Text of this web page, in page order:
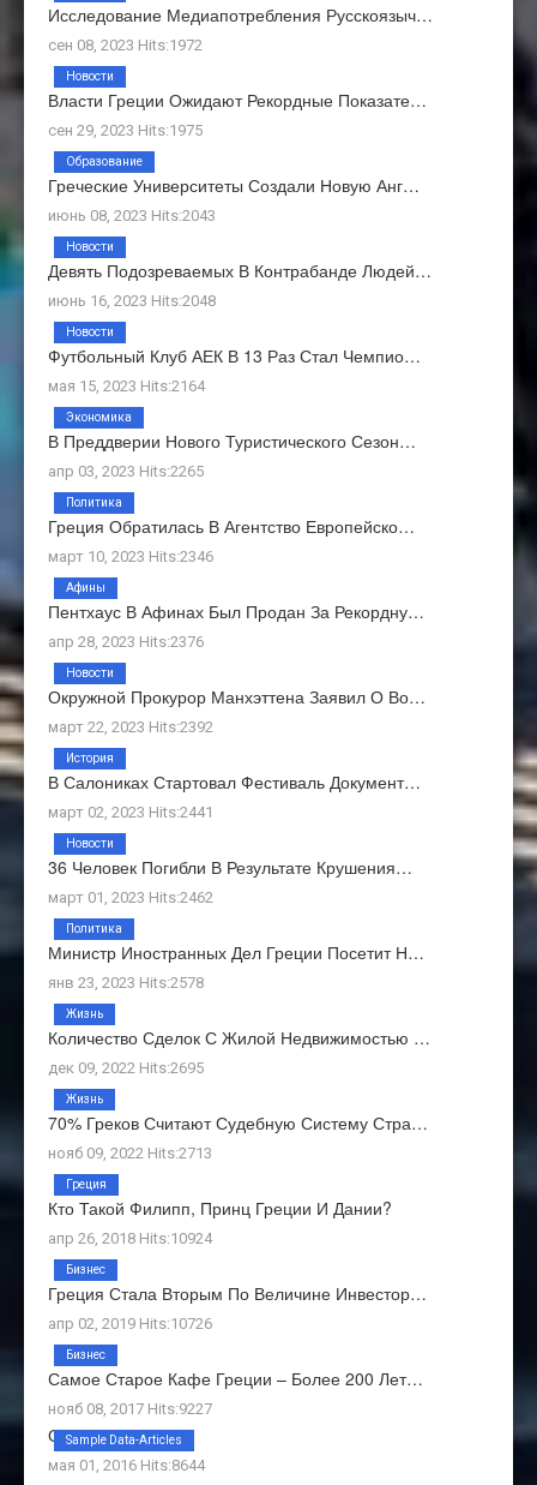
Исследование Медиапотребления Русскоязыч…
сен 08, 2023 Hits:1972
Власти Греции Ожидают Рекордные Показате…
сен 29, 2023 Hits:1975
Новости
Греческие Университеты Создали Новую Анг…
июнь 08, 2023 Hits:2043
Образование
Девять Подозреваемых В Контрабанде Людей…
июнь 16, 2023 Hits:2048
Новости
Футбольный Клуб АЕК В 13 Раз Стал Чемпио…
мая 15, 2023 Hits:2164
Новости
В Преддверии Нового Туристического Сезон…
апр 03, 2023 Hits:2265
Экономика
Греция Обратилась В Агентство Европейско…
март 10, 2023 Hits:2346
Политика
Пентхаус В Афинах Был Продан За Рекордну…
апр 28, 2023 Hits:2376
Афины
Окружной Прокурор Манхэттена Заявил О Во…
март 22, 2023 Hits:2392
Новости
В Салониках Стартовал Фестиваль Документ…
март 02, 2023 Hits:2441
История
36 Человек Погибли В Результате Крушения…
март 01, 2023 Hits:2462
Новости
Министр Иностранных Дел Греции Посетит Н…
янв 23, 2023 Hits:2578
Политика
Количество Сделок С Жилой Недвижимостью …
дек 09, 2022 Hits:2695
Жизнь
70% Греков Считают Судебную Систему Стра…
нояб 09, 2022 Hits:2713
Жизнь
Кто Такой Филипп, Принц Греции И Дании?
апр 26, 2018 Hits:10924
Греция
Греция Стала Вторым По Величине Инвестор…
апр 02, 2019 Hits:10726
Бизнес
Самое Старое Кафе Греции – Более 200 Лет…
нояб 08, 2017 Hits:9227
Бизнес
О Нас
мая 01, 2016 Hits:8644
Sample Data-Articles